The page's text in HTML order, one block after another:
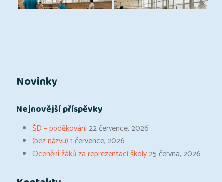
Novinky
Nejnovější příspěvky
ŠD – poděkování22 července, 2026
(bez názvu)1 července, 2026
Ocenění žáků za reprezentaci školy25 června, 2026